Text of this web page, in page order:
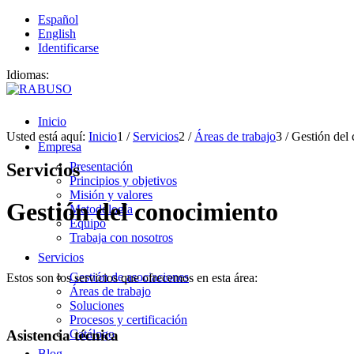
Español
English
Identificarse
Idiomas:
Inicio
Empresa
Presentación
Principios y objetivos
Misión y valores
Metodología
Equipo
Trabaja con nosotros
Servicios
Gestión de asociaciones
Áreas de trabajo
Soluciones
Procesos y certificación
Catálogo
Usted está aquí: Inicio1 / Servicios2 / Áreas de trabajo3 / Gestión del
Servicios
Gestión del conocimiento
Estos son los servicios que ofrecemos en esta área:
Asistencia técnica